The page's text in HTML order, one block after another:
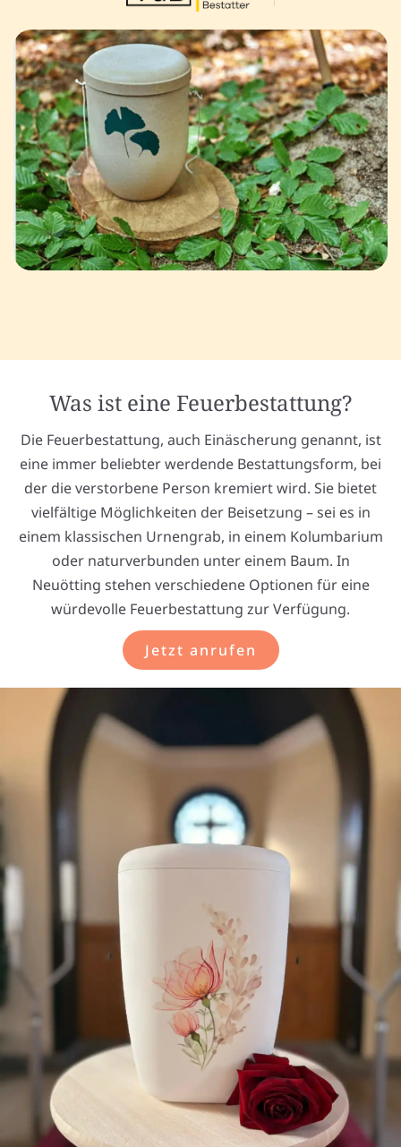
Was ist eine Feuerbestattung?
Die Feuerbestattung, auch Einäscherung genannt, ist
eine immer beliebter werdende Bestattungsform, bei
der die verstorbene Person kremiert wird. Sie bietet
vielfältige Möglichkeiten der Beisetzung – sei es in
einem klassischen Urnengrab, in einem Kolumbarium
oder naturverbunden unter einem Baum. In
Neuötting stehen verschiedene Optionen für eine
würdevolle Feuerbestattung zur Verfügung.
Jetzt anrufen